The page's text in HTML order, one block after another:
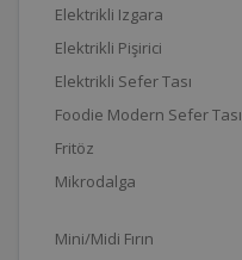
Elektrikli Izgara
Elektrikli Pişirici
Elektrikli Sefer Tası
Foodie Modern Sefer Tası
Fritöz
Mikrodalga
Mini/Midi Fırın